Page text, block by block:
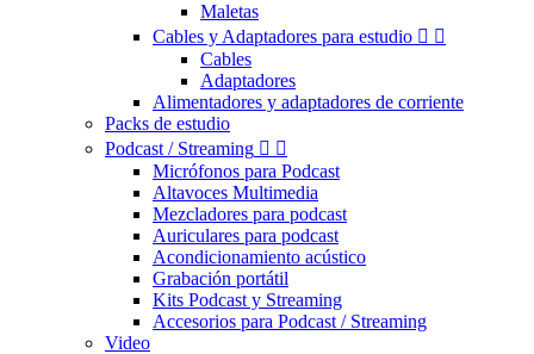
Maletas
Cables y Adaptadores para estudio  
Cables
Adaptadores
Alimentadores y adaptadores de corriente
Packs de estudio
Podcast / Streaming  
Micrófonos para Podcast
Altavoces Multimedia
Mezcladores para podcast
Auriculares para podcast
Acondicionamiento acústico
Grabación portátil
Kits Podcast y Streaming
Accesorios para Podcast / Streaming
Video